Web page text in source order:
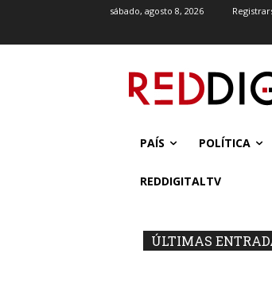
sábado, agosto 8, 2026
PAÍS POLÍTICA
REDDIGITALTV
ÚLTIMAS